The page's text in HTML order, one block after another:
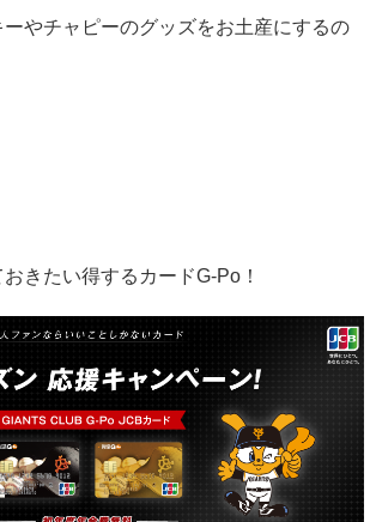
やチャピーのグッズをお土産にするの
きたい得するカードG-Po！